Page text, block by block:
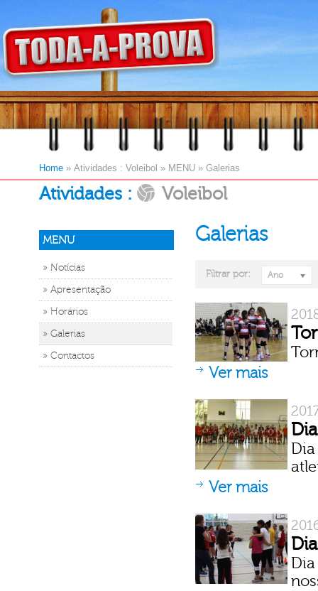
Home » Atividades : Voleibol » MENU » Galerias
Atividades : Voleibol
MENU
» Notícias
» Apresentação
» Horários
» Galerias
» Contactos
Galerias
Filtrar por: Ano
Ver mais
Ver mais